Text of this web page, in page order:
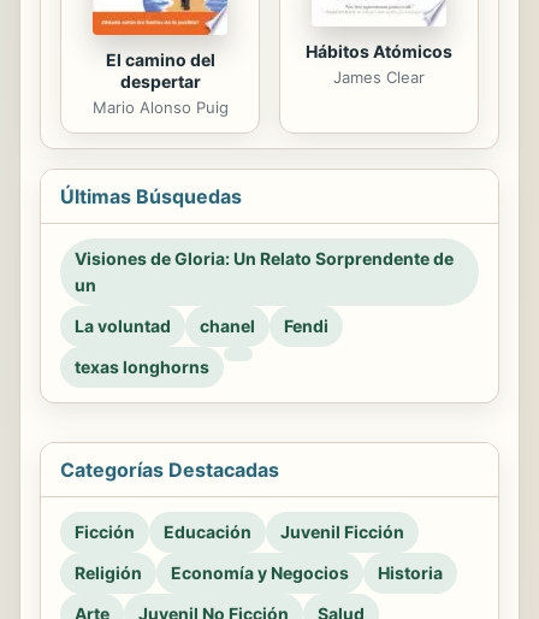
El camino del
despertar
Mario Alonso Puig
Hábitos Atómicos
James Clear
Últimas Búsquedas
Visiones de Gloria: Un Relato Sorprendente de
un
La voluntad
chanel
Fendi
texas longhorns
Categorías Destacadas
Ficción Educación
Juvenil Ficción
Religión
Economía y Negocios
Historia
Arte
Juvenil No Ficción Salud